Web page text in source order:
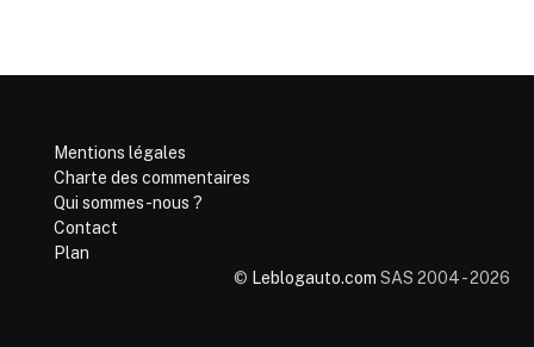
Mentions légales
Charte des commentaires
Qui sommes-nous ?
Contact
Plan
© Leblogauto.com SAS 2004 - 2026